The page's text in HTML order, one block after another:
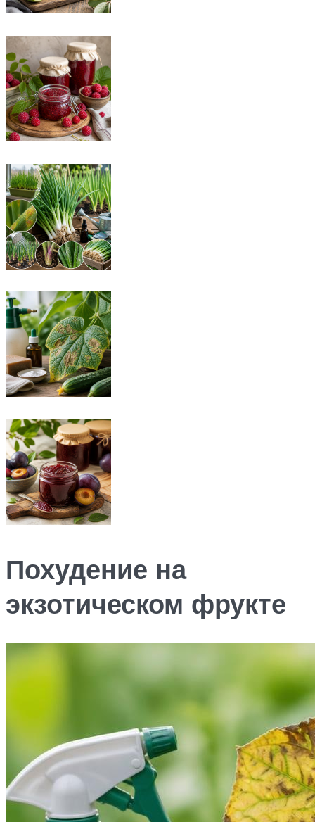
Похудение на
экзотическом фрукте